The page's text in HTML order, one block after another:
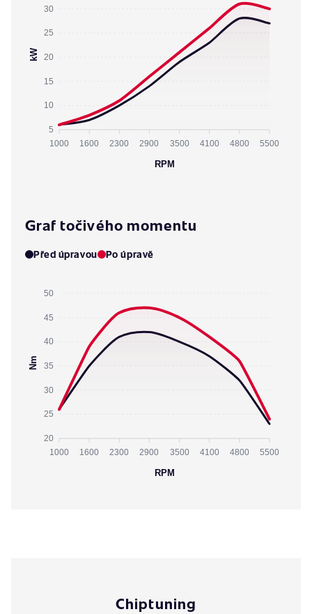
30
25
20
15
10
5
kW
1000 1600 2300 2900 3500 4100 4800 5500
RPM
Graf točivého momentu
Před úpravou Po úpravě
50
45
40
35
30
25
20
Nm
1000 1600 2300 2900 3500 4100 4800 5500
RPM
Chiptuning